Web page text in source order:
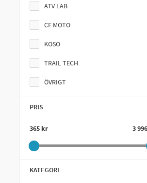
ATV LAB
CF MOTO
KOSO
TRAIL TECH
ÖVRIGT
PRIS
365 kr 3
KATEGORI